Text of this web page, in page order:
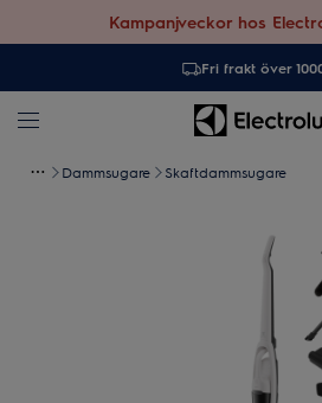
Kampanjveckor hos
Fri frakt över
Dammsugare Skaftdammsugare